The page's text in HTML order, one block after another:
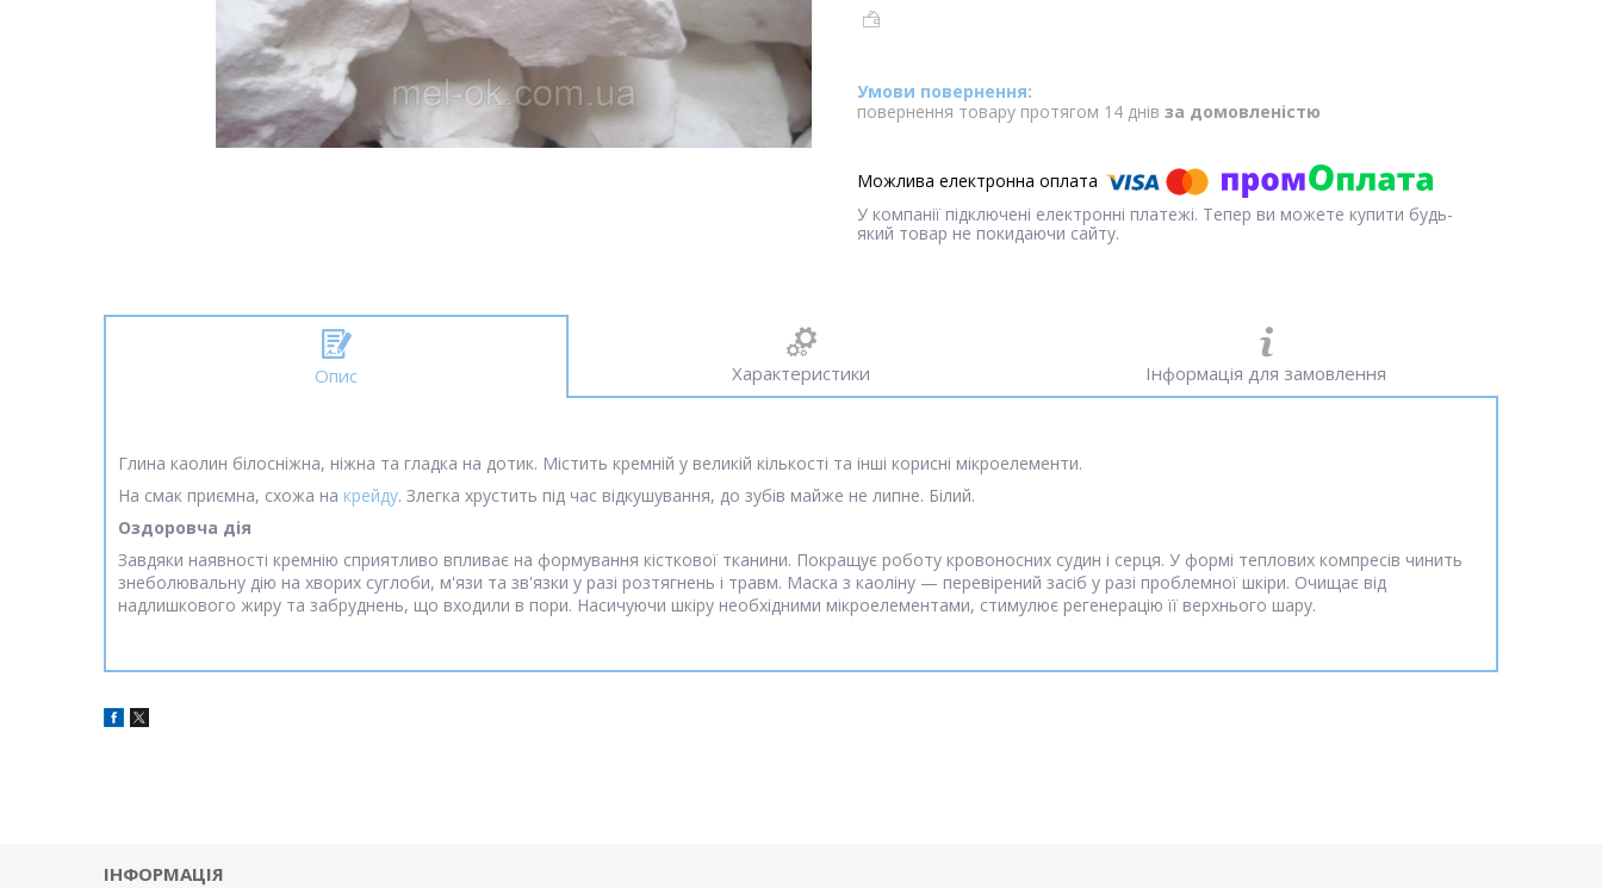
повернення товару протягом 14 днів за домовленістю
У компанії підключені електронні платежі. Тепер ви можете купити будь-
який товар не покидаючи сайту.
Опис Характеристики Інформація для замовлення
Глина каолин білосніжна, ніжна та гладка на дотик. Містить кремній у великій кількості та інші корисні мікроелементи.
На смак приємна, схожа на крейду. Злегка хрустить під час відкушування, до зубів майже не липне. Білий.
Оздоровча дія
Завдяки наявності кремнію сприятливо впливає на формування кісткової тканини. Покращує роботу кровоносних судин і серця. У формі теплових компресів чинить
знеболювальну дію на хворих суглоби, м'язи та зв'язки у разі розтягнень і травм. Маска з каоліну — перевірений засіб у разі проблемної шкіри. Очищає від
надлишкового жиру та забруднень, що входили в пори. Насичуючи шкіру необхідними мікроелементами, стимулює регенерацію її верхнього шару.
ІНФОРМАЦІЯ